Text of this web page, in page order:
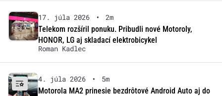
17. júla 2026 •
2m
Telekom rozšíril ponuku. Pribudli nové Motoroly,
HONOR, LG aj skladací elektrobicykel
Roman Kadlec
4. júla 2026 •
5m
Motorola MA2 prinesie bezdrôtové Android Auto aj do